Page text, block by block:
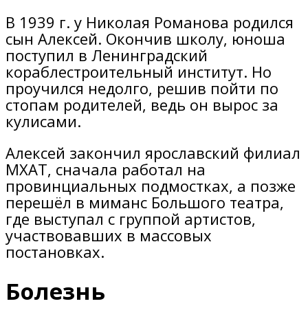
В 1939 г. у Николая Романова родился
сын Алексей. Окончив школу, юноша
поступил в Ленинградский
кораблестроительный институт. Но
проучился недолго, решив пойти по
стопам родителей, ведь он вырос за
кулисами.
Алексей закончил ярославский филиал
МХАТ, сначала работал на
провинциальных подмостках, а позже
перешёл в миманс Большого театра,
где выступал с группой артистов,
участвовавших в массовых
постановках.
Болезнь